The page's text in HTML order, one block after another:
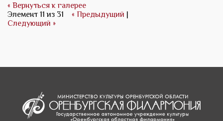
« Вернуться к галерее
Элемент 11 из 31
« Предыдущий |
Следующий »